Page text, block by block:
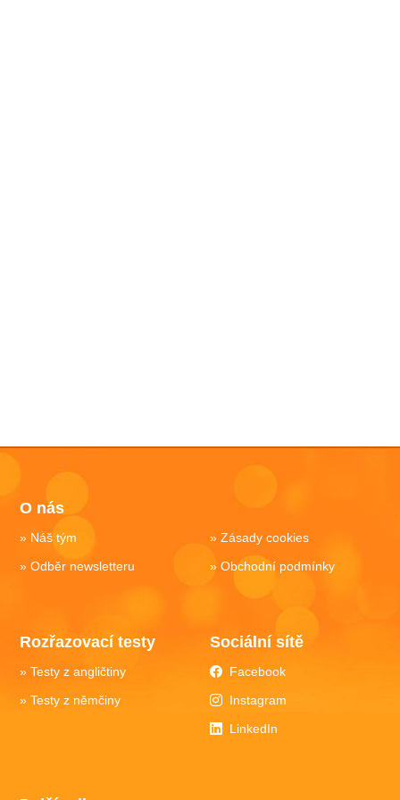
O nás
Náš tým
Odběr newsletteru
Zásady cookies
Obchodní podmínky
Rozřazovací testy
Testy z angličtiny
Testy z němčiny
Sociální sítě
Facebook
Instagram
LinkedIn